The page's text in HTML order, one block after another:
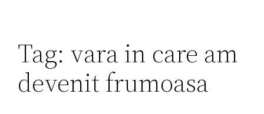
Tag: vara in care am
devenit frumoasa